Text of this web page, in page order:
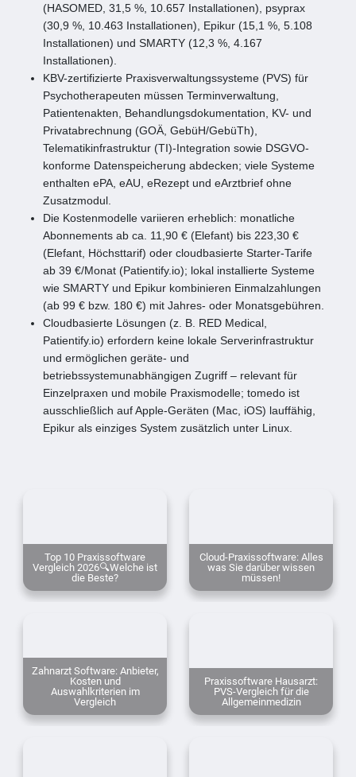
(HASOMED, 31,5 %, 10.657 Installationen), psyprax
(30,9 %, 10.463 Installationen), Epikur (15,1 %, 5.108
Installationen) und SMARTY (12,3 %, 4.167
Installationen).
KBV-zertifizierte Praxisverwaltungssysteme (PVS) für
Psychotherapeuten müssen Terminverwaltung,
Patientenakten, Behandlungsdokumentation, KV- und
Privatabrechnung (GOÄ, GebüH/GebüTh),
Telematikinfrastruktur (TI)-Integration sowie DSGVO-
konforme Datenspeicherung abdecken; viele Systeme
enthalten ePA, eAU, eRezept und eArztbrief ohne
Zusatzmodul.
Die Kostenmodelle variieren erheblich: monatliche
Abonnements ab ca. 11,90 € (Elefant) bis 223,30 €
(Elefant, Höchsttarif) oder cloudbasierte Starter-Tarife
ab 39 €/Monat (Patientify.io); lokal installierte Systeme
wie SMARTY und Epikur kombinieren Einmalzahlungen
(ab 99 € bzw. 180 €) mit Jahres- oder Monatsgebühren.
Cloudbasierte Lösungen (z. B. RED Medical,
Patientify.io) erfordern keine lokale Serverinfrastruktur
und ermöglichen geräte- und
betriebssystemunabhängigen Zugriff – relevant für
Einzelpraxen und mobile Praxismodelle; tomedo ist
ausschließlich auf Apple-Geräten (Mac, iOS) lauffähig,
Epikur als einziges System zusätzlich unter Linux.
Top 10 Praxissoftware
Vergleich 2026🔍Welche ist
die Beste?
Cloud-Praxissoftware: Alles
was Sie darüber wissen
müssen!
Zahnarzt Software: Anbieter,
Kosten und
Auswahlkriterien im
Vergleich
Praxissoftware Hausarzt:
PVS-Vergleich für die
Allgemeinmedizin